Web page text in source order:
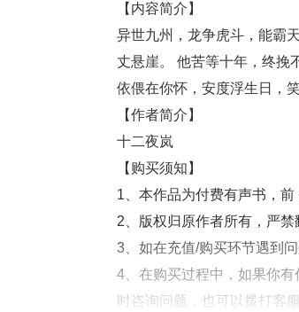
【内容简介】
异世九州，龙争虎斗，能霸
丈悬崖。 他苦等十年，终挽
依偎在你怀，安度浮生日，
【作者简介】
十二夜岚
【购买须知】
1、本作品为付费有声书，前
2、版权归原作者所有，严
3、如在充值/购买环节遇到
4、在购买过程中，如果你
时咨询问题，也可以拨打客